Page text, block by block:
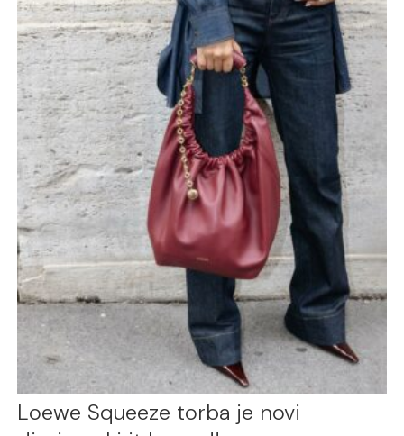
Loewe Squeeze torba je novi